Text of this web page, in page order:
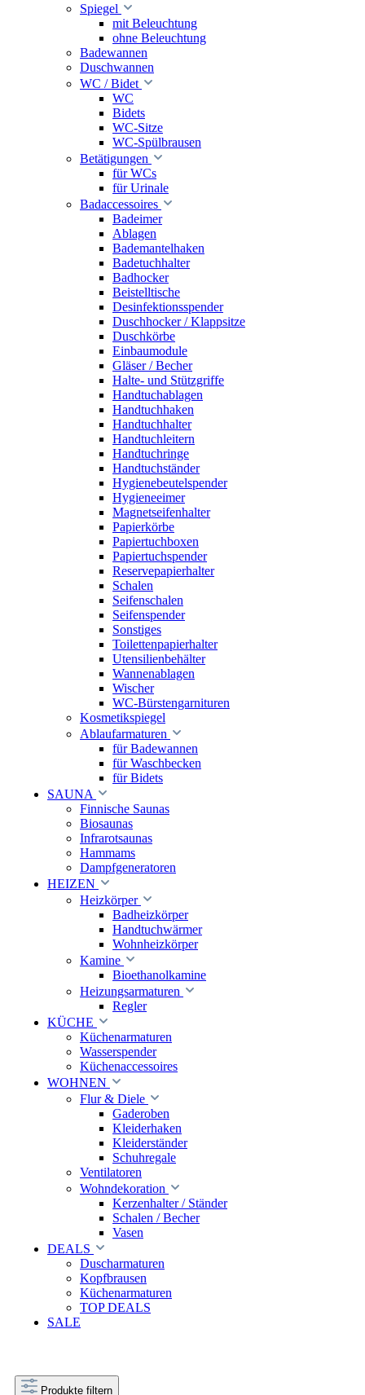
Spiegel
mit Beleuchtung
ohne Beleuchtung
Badewannen
Duschwannen
WC / Bidet
WC
Bidets
WC-Sitze
WC-Spülbrausen
Betätigungen
für WCs
für Urinale
Badaccessoires
Badeimer
Ablagen
Bademantelhaken
Badetuchhalter
Badhocker
Beistelltische
Desinfektionsspender
Duschhocker / Klappsitze
Duschkörbe
Einbaumodule
Gläser / Becher
Halte- und Stützgriffe
Handtuchablagen
Handtuchhaken
Handtuchhalter
Handtuchleitern
Handtuchringe
Handtuchständer
Hygienebeutelspender
Hygieneeimer
Magnetseifenhalter
Papierkörbe
Papiertuchboxen
Papiertuchspender
Reservepapierhalter
Schalen
Seifenschalen
Seifenspender
Sonstiges
Toilettenpapierhalter
Utensilienbehälter
Wannenablagen
Wischer
WC-Bürstengarnituren
Kosmetikspiegel
Ablaufarmaturen
für Badewannen
für Waschbecken
für Bidets
SAUNA
Finnische Saunas
Biosaunas
Infrarotsaunas
Hammams
Dampfgeneratoren
HEIZEN
Heizkörper
Badheizkörper
Handtuchwärmer
Wohnheizkörper
Kamine
Bioethanolkamine
Heizungsarmaturen
Regler
KÜCHE
Küchenarmaturen
Wasserspender
Küchenaccessoires
WOHNEN
Flur & Diele
Gaderoben
Kleiderhaken
Kleiderständer
Schuhregale
Ventilatoren
Wohndekoration
Kerzenhalter / Ständer
Schalen / Becher
Vasen
DEALS
Duscharmaturen
Kopfbrausen
Küchenarmaturen
TOP DEALS
SALE
Produkte filtern